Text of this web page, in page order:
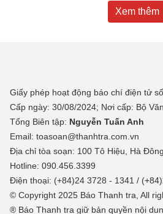
Xem thêm
Giấy phép hoạt động báo chí điện tử
Cấp ngày: 30/08/2024; Nơi cấp: Bộ
Tổng Biên tập: Nguyễn Tuấn Anh
Email: toasoan@thanhtra.com.vn
Địa chỉ tòa soạn: 100 Tô Hiệu, Hà
Hotline: 090.456.3399
Điện thoại: (+84)24 3728 - 1341 /
© Copyright 2025 Báo Thanh tra, All
® Báo Thanh tra giữ bản quyền nội